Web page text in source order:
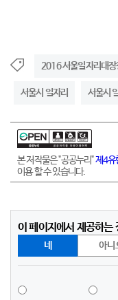
2016 서울일자리대장
서울시 일자리 서울시
본 저작물은 "공공누리"제4유
이용 할 수 있습니다.
이 페이지에서 제공하는
네 아니